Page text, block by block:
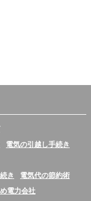
電気の引越し手続き
き
電気代の節約術
電力会社